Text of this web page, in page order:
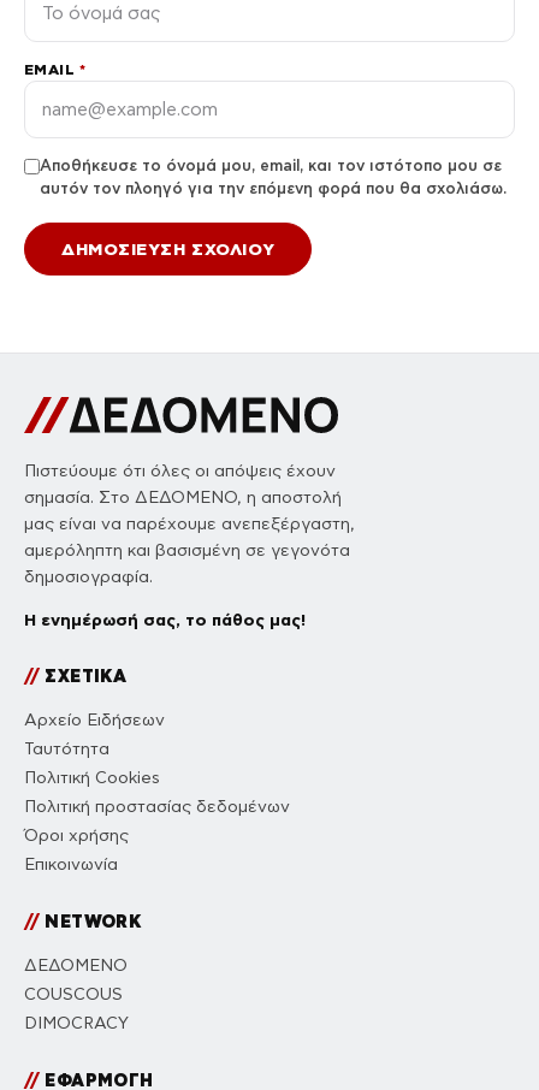
EMAIL *
Αποθήκευσε το όνομά μου, email, και τον ιστότοπο μου σε
αυτόν τον πλοηγό για την επόμενη φορά που θα σχολιάσω.
Πιστεύουμε ότι όλες οι απόψεις έχουν
σημασία. Στο ΔΕΔΟΜΕΝΟ, η αποστολή
μας είναι να παρέχουμε ανεπεξέργαστη,
αμερόληπτη και βασισμένη σε γεγονότα
δημοσιογραφία.
Η ενημέρωσή σας, το πάθος μας!
//ΣΧΕΤΙΚΑ
Αρχείο Ειδήσεων
Ταυτότητα
Πολιτική Cookies
Πολιτική προστασίας δεδομένων
Όροι χρήσης
Επικοινωνία
//NETWORK
ΔΕΔΟΜΕΝΟ
COUSCOUS
DIMOCRACY
//ΕΦΑΡΜΟΓΗ